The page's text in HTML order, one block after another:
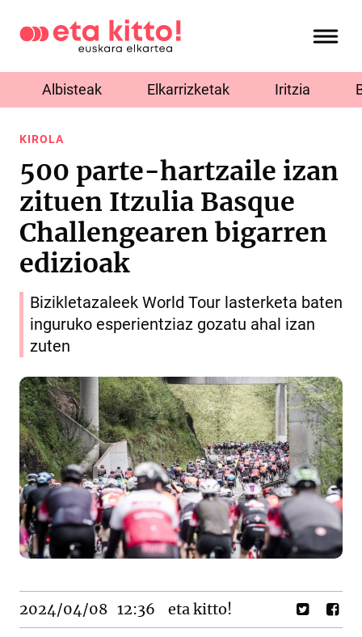
Albisteak Elkarrizketak Iritzia
KIROLA
500 parte-hartzaile izan
zituen Itzulia Basque
Challengearen bigarren
edizioak
Bizikletazaleek World Tour lasterketa baten
inguruko esperientziaz gozatu ahal izan
zuten
2024/04/08 12:36 eta kitto!